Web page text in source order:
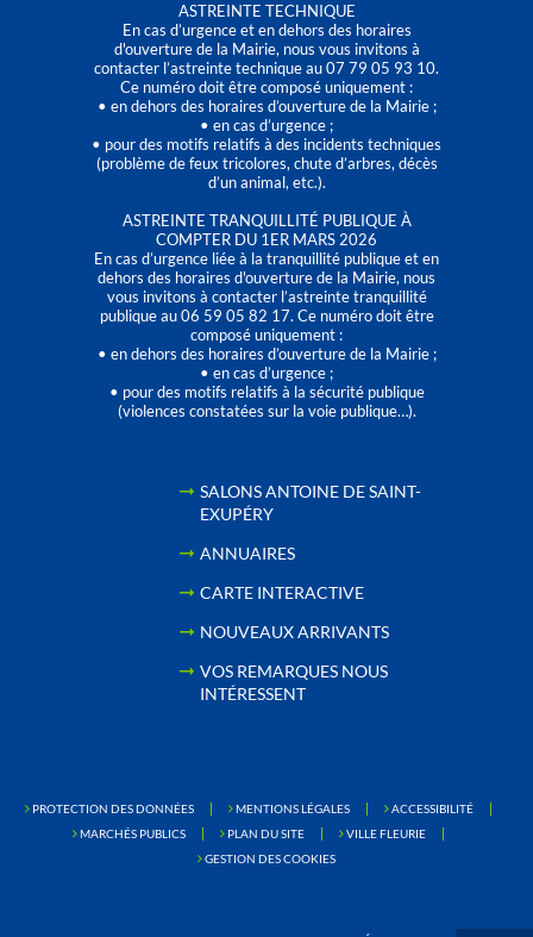
ASTREINTE TECHNIQUE
En cas d’urgence et en dehors des horaires
d'ouverture de la Mairie, nous vous invitons à
contacter l’astreinte technique au 07 79 05 93 10.
Ce numéro doit être composé uniquement :
• en dehors des horaires d’ouverture de la Mairie ;
• en cas d’urgence ;
• pour des motifs relatifs à des incidents techniques
(problème de feux tricolores, chute d’arbres, décès
d’un animal, etc.).
ASTREINTE TRANQUILLITÉ PUBLIQUE À
COMPTER DU 1ER MARS 2026
En cas d’urgence liée à la tranquillité publique et en
dehors des horaires d'ouverture de la Mairie, nous
vous invitons à contacter l’astreinte tranquillité
publique au 06 59 05 82 17. Ce numéro doit être
composé uniquement :
• en dehors des horaires d’ouverture de la Mairie ;
• en cas d’urgence ;
• pour des motifs relatifs à la sécurité publique
(violences constatées sur la voie publique…).
SALONS ANTOINE DE SAINT-
EXUPÉRY
ANNUAIRES
CARTE INTERACTIVE
NOUVEAUX ARRIVANTS
VOS REMARQUES NOUS
INTÉRESSENT
PROTECTION DES DONNÉES MENTIONS LÉGALES
ACCESSIBILITÉ
MARCHÉS PUBLICS
PLAN DU SITE
VILLE FLEURIE
GESTION DES COOKIES